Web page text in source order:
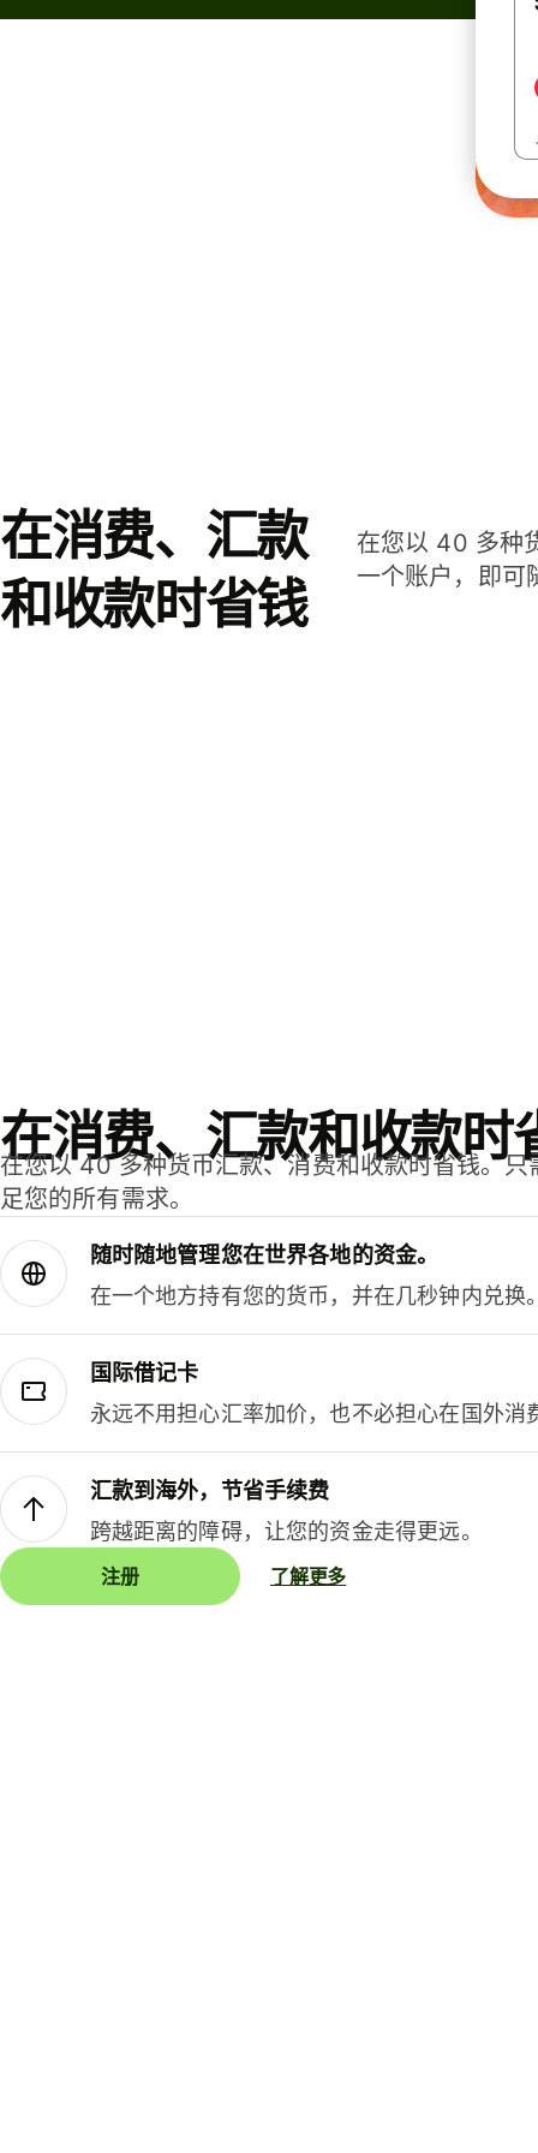
在消费、汇款
和收款时省钱
在您以 40 多种
一个账户，即可
在消费、汇款和收款时
在您以 40 多种货币汇款、消费和收款时省钱。
足您的所有需求。
随时随地管理您在世界各地的资金。
在一个地方持有您的货币，并在几秒钟内兑换
国际借记卡
永远不用担心汇率加价，也不必担心在国外消
汇款到海外，节省手续费
跨越距离的障碍，让您的资金走得更远。
注册 了解更多